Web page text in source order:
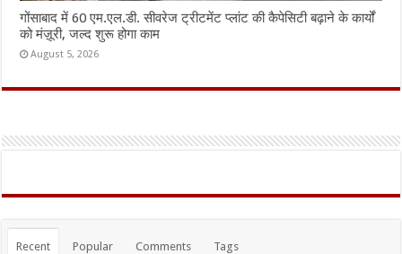
गोंसाबाद में 60 एम.एल.डी. सीवरेज ट्रीटमेंट प्लांट की कैपेसिटी बढ़ाने के कार्यों
को मंज़ूरी, जल्द शुरू होगा काम
August 5, 2026
Recent Popular Comments Tags